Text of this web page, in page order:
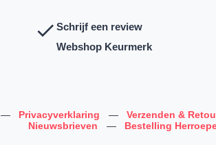
Schrijf een review
Webshop Keurmerk
— Privacyverklaring — Verzenden &
Nieuwsbrieven
— Bestelling